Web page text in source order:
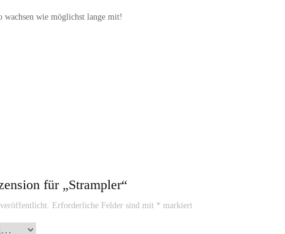
wachsen wie möglichst lange mit!
für „Strampler“
Erforderliche Felder sind mit * markiert